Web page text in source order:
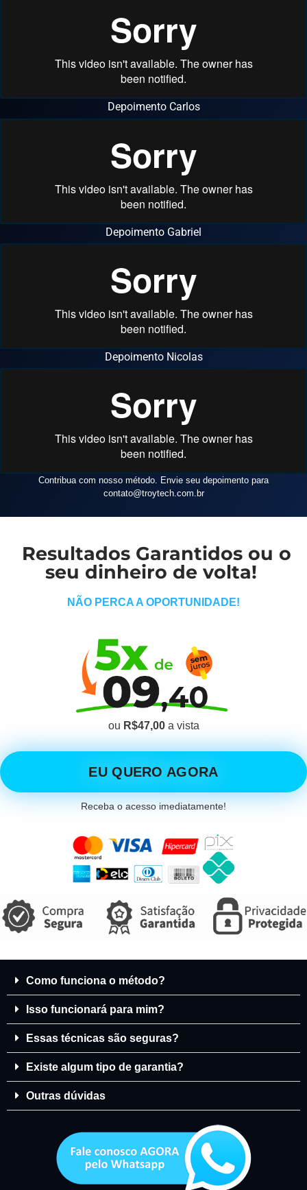
Depoimento Carlos
Depoimento Gabriel
Depoimento Nicolas
Contribua com nosso método. Envie seu depoimento para
contato@troytech.com.br
Resultados Garantidos ou o
seu dinheiro de volta!
NÃO PERCA A OPORTUNIDADE!
ou R$47,00a vista
EU QUERO AGORA
Receba o acesso imediatamente!
Como funciona o método?
Isso funcionará para mim?
Essas técnicas são seguras?
Existe algum tipo de garantia?
Outras dúvidas